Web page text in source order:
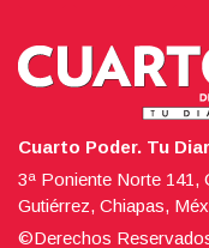
Cuarto Poder. Tu
3ª Poniente Norte 141,
Gutiérrez, Chiapas,
©Derechos